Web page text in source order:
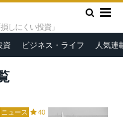
しにくい投資」
資 ビジネス・ライフ 人気連
ニュース 40